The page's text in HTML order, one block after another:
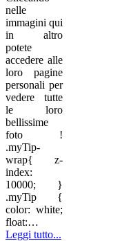
nelle
immagini qui
in altro
potete
accedere alle
loro pagine
personali per
vedere tutte
le loro
bellissime
foto !
.myTip-
wrap{ z-
index:
10000; }
.myTip {
color: white;
float:…
Leggi tutto...